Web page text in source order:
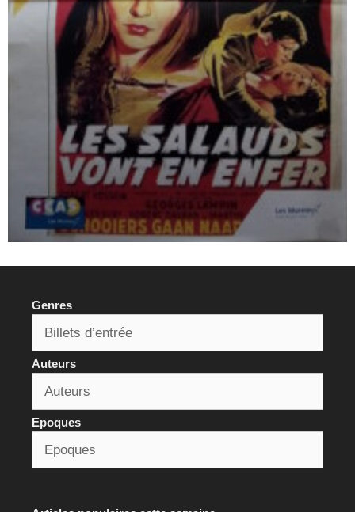
Genres
Auteurs
Epoques